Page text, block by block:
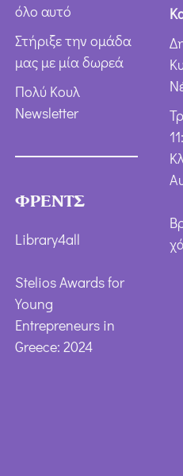
όλο αυτό
Στήριξε την ομάδα
μας με μία δωρεά
Πολύ Κουλ
Newsletter
ΦΡΕΝΤΣ
Library4all
Stelios Awards for
Young
Entrepreneurs in
Greece: 2024